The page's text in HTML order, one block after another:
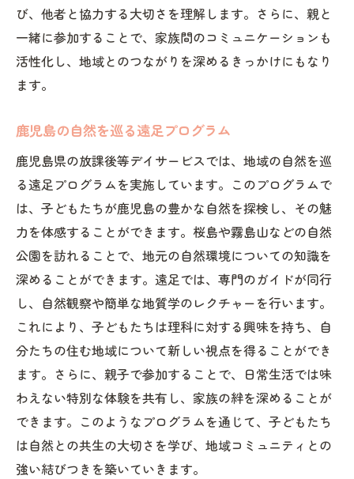
び、他者と協力する大切さを理解します。さらに、親と
一緒に参加することで、家族間のコミュニケーションも
活性化し、地域とのつながりを深めるきっかけにもなり
ます。
鹿児島の自然を巡る遠足プログラム
鹿児島県の放課後等デイサービスでは、地域の自然を巡
る遠足プログラムを実施しています。このプログラムで
は、子どもたちが鹿児島の豊かな自然を探検し、その魅
力を体感することができます。桜島や霧島山などの自然
公園を訪れることで、地元の自然環境についての知識を
深めることができます。遠足では、専門のガイドが同行
し、自然観察や簡単な地質学のレクチャーを行います。
これにより、子どもたちは理科に対する興味を持ち、自
分たちの住む地域について新しい視点を得ることができ
ます。さらに、親子で参加することで、日常生活では味
わえない特別な体験を共有し、家族の絆を深めることが
できます。このようなプログラムを通じて、子どもたち
は自然との共生の大切さを学び、地域コミュニティとの
強い結びつきを築いていきます。